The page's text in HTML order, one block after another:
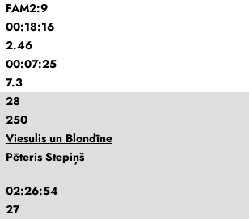
FAM2:9
00:18:16
2.46
00:07:25
7.3
28
250
Viesulis un Blondīne
Pēteris Stepiņš
02:26:54
27